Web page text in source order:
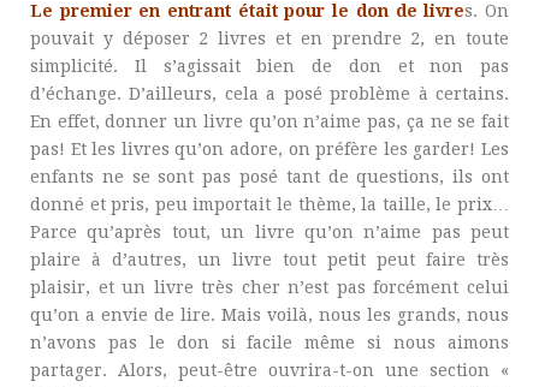
Le premier en entrant était pour le don de livres. On
pouvait y déposer 2 livres et en prendre 2, en toute
simplicité. Il s’agissait bien de don et non pas
d’échange. D’ailleurs, cela a posé problème à certains.
En effet, donner un livre qu’on n’aime pas, ça ne se fait
pas! Et les livres qu’on adore, on préfère les garder! Les
enfants ne se sont pas posé tant de questions, ils ont
donné et pris, peu importait le thème, la taille, le prix…
Parce qu’après tout, un livre qu’on n’aime pas peut
plaire à d’autres, un livre tout petit peut faire très
plaisir, et un livre très cher n’est pas forcément celui
qu’on a envie de lire. Mais voilà, nous les grands, nous
n’avons pas le don si facile même si nous aimons
partager. Alors, peut-être ouvrira-t-on une section «